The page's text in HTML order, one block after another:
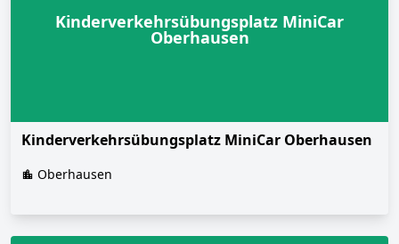
Kinderverkehrsübungsplatz MiniCar
Oberhausen
Kinderverkehrsübungsplatz MiniCar Oberhausen
Oberhausen